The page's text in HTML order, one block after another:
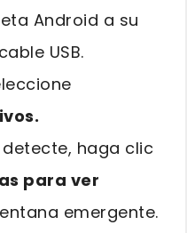
Android a su
USB.
haga clic
para ver
emergente.